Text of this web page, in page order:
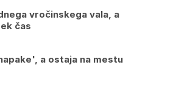
vročinskega vala, a
čas
a ostaja na mestu